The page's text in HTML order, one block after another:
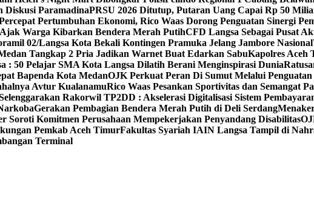
ParamadinaPRSU 2026 Ditutup, Putaran Uang Capai Rp 50
Pertumbuhan Ekonomi, Rico Waas Dorong Penguatan Sinergi
Warga Kibarkan Bendera Merah PutihCFD Langsa Sebagai Pusat
02/Langsa Kota Bekali Kontingen Pramuka Jelang Jambore Nasional
Tangkap 2 Pria Jadikan Warnet Buat Edarkan SabuKapolres Aceh
: 50 Pelajar SMA Kota Langsa Dilatih Berani Menginspirasi Dunia
Bapenda Kota MedanOJK Perkuat Peran Di Sumut Melalui
Avtur KualanamuRico Waas Pesankan Sportivitas dan Semangat
Rakorwil TP2DD : Akselerasi Digitalisasi Sistem
Gerakan Pembagian Bendera Merah Putih di Deli Serdang
Komitmen Perusahaan Mempekerjakan Penyandang Disabilitas
Pemkab Aceh TimurFakultas Syariah IAIN Langsa Tampil di
Terminal